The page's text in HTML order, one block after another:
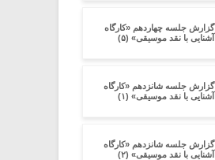
گزارش جلسه چهاردهم «کارگاه
آشنایی با نقد موسیقی» (۵)
گزارش جلسه شانزدهم «کارگاه
آشنایی با نقد موسیقی» (۱)
گزارش جلسه شانزدهم «کارگاه
آشنایی با نقد موسیقی» (۲)